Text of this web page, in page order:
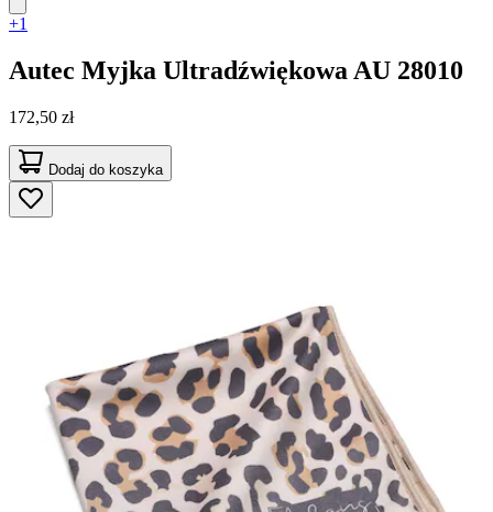
+1
Autec Myjka Ultradźwiękowa AU 28010
172,50 zł
Dodaj do koszyka